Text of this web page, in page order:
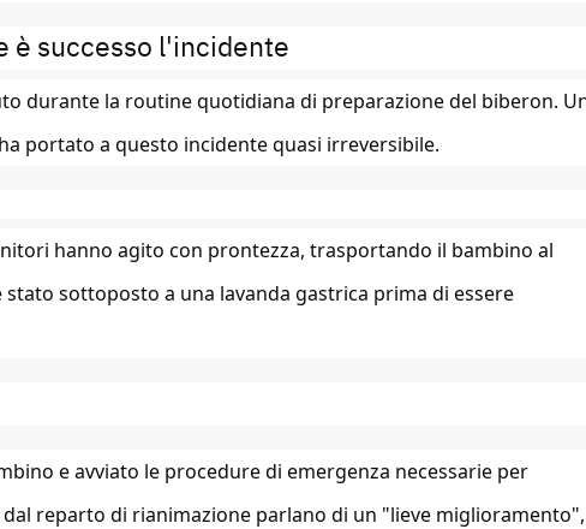
è successo l'incidente
durante la routine quotidiana di preparazione del biberon.
portato a questo incidente quasi irreversibile.
hanno agito con prontezza, trasportando il bambino al
sottoposto a una lavanda gastrica prima di essere
e avviato le procedure di emergenza necessarie per
reparto di rianimazione parlano di un "lieve miglioramento",